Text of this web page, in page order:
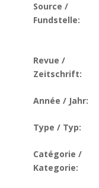
Source /
Fundstelle:
Revue /
Zeitschrift:
Année / Jahr:
Type / Typ:
Catégorie /
Kategorie: